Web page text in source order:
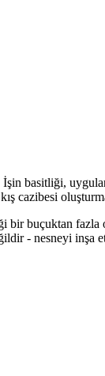
basitliği,
cazibesi
buçuktan
- nesneyi inşa